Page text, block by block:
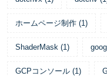
ホームページ制作 (1)
ShaderMask (1)
GCPコンソール (1)